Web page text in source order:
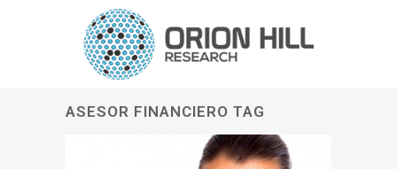
ASESOR FINANCIERO TAG